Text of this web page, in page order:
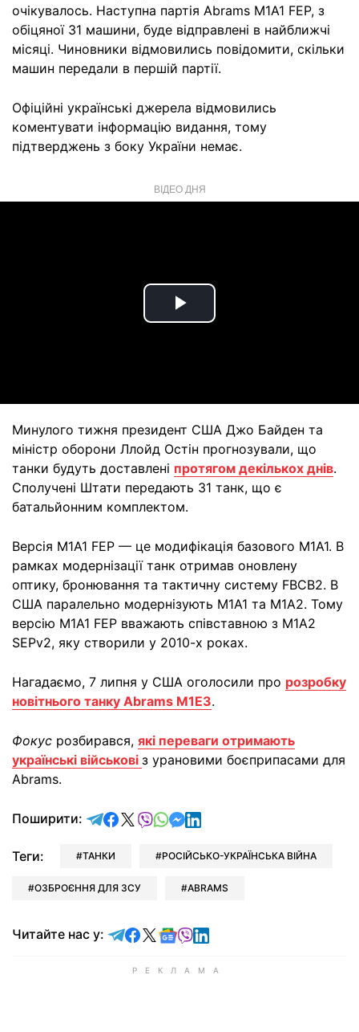
очікувалось. Наступна партія Abrams M1A1 FEP, з
обіцяної 31 машини, буде відправлені в найближчі
місяці. Чиновники відмовились повідомити, скільки
машин передали в першій партії.
Офіційні українські джерела відмовились
коментувати інформацію видання, тому
підтверджень з боку України немає.
ВІДЕО ДНЯ
Play
Минулого тижня президент США Джо Байден та
міністр оборони Ллойд Остін прогнозували, що
танки будуть доставлені протягом декількох днів.
Сполучені Штати передають 31 танк, що є
батальйонним комплектом.
Версія M1A1 FEP — це модифікація базового M1A1. В
рамках модернізації танк отримав оновлену
оптику, бронювання та тактичну систему FBCB2. В
США паралельно модернізують M1A1 та M1A2. Тому
версію M1A1 FEP вважають співставною з M1A2
SEPv2, яку створили у 2010-х роках.
Нагадаємо, 7 липня у США оголосили про розробку
новітнього танку Abrams M1E3.
Фокус розбирався, які переваги отримають
українські військові з урановими боєприпасами для
Abrams.
Поширити: відправити у Telegram
поділитись у Facebook
поділитись у X
відправити у Viber
відправити у Whatsapp
відправити у Messenger
відправити у LinkedIn
Теги: ТАНКИ РОСІЙСЬКО-УКРАЇНСЬКА ВІЙНА
ОЗБРОЄННЯ ДЛЯ ЗСУ ABRAMS
Читайте нас у: Читайте у Telegram
Читайте у Facebook
Читайте у X
Читайте у Google news
Читайте у Viber
Читайте у LinkedIn